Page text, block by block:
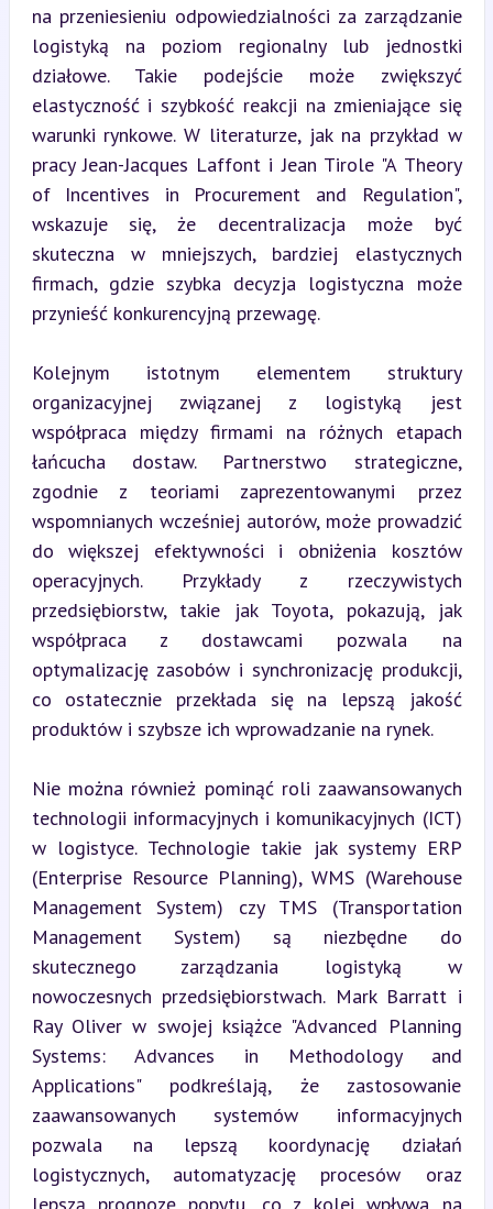
na przeniesieniu odpowiedzialności za zarządzanie
logistyką na poziom regionalny lub jednostki
działowe. Takie podejście może zwiększyć
elastyczność i szybkość reakcji na zmieniające się
warunki rynkowe. W literaturze, jak na przykład w
pracy Jean-Jacques Laffont i Jean Tirole "A Theory
of Incentives in Procurement and Regulation",
wskazuje się, że decentralizacja może być
skuteczna w mniejszych, bardziej elastycznych
firmach, gdzie szybka decyzja logistyczna może
przynieść konkurencyjną przewagę.
Kolejnym istotnym elementem struktury
organizacyjnej związanej z logistyką jest
współpraca między firmami na różnych etapach
łańcucha dostaw. Partnerstwo strategiczne,
zgodnie z teoriami zaprezentowanymi przez
wspomnianych wcześniej autorów, może prowadzić
do większej efektywności i obniżenia kosztów
operacyjnych. Przykłady z rzeczywistych
przedsiębiorstw, takie jak Toyota, pokazują, jak
współpraca z dostawcami pozwala na
optymalizację zasobów i synchronizację produkcji,
co ostatecznie przekłada się na lepszą jakość
produktów i szybsze ich wprowadzanie na rynek.
Nie można również pominąć roli zaawansowanych
technologii informacyjnych i komunikacyjnych (ICT)
w logistyce. Technologie takie jak systemy ERP
(Enterprise Resource Planning), WMS (Warehouse
Management System) czy TMS (Transportation
Management System) są niezbędne do
skutecznego zarządzania logistyką w
nowoczesnych przedsiębiorstwach. Mark Barratt i
Ray Oliver w swojej książce "Advanced Planning
Systems: Advances in Methodology and
Applications" podkreślają, że zastosowanie
zaawansowanych systemów informacyjnych
pozwala na lepszą koordynację działań
logistycznych, automatyzację procesów oraz